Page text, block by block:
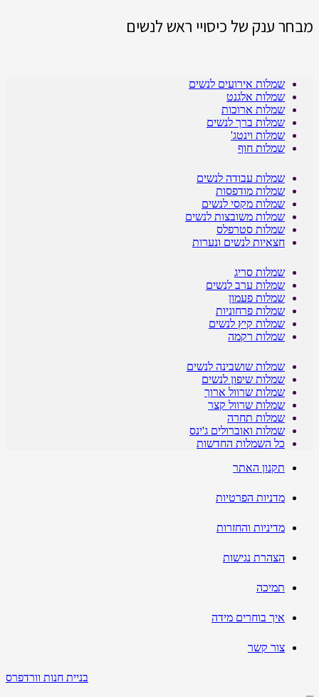
מבחר ענק של כיסויי ראש לנשים
שמלות אירועים לנשים
שמלות אלגנט
שמלות ארוכות
שמלות ברך לנשים
שמלות וינטג'
שמלות חוף
שמלות עבודה לנשים
שמלות מודפסות
שמלות מקסי לנשים
שמלות משובצות לנשים
שמלות סטרפלס
חצאיות לנשים ונערות
שמלות סריג
שמלות ערב לנשים
שמלות פעמון
שמלות פרחוניות
שמלות קיץ לנשים
שמלות רקמה
שמלות שושבינה לנשים
שמלות שיפון לנשים
שמלות שרוול ארוך
שמלות שרוול קצר
שמלות תחרה
שמלות ואוברולים ג'ינס
כל השמלות החדשות
תקנון האתר
מדניות הפרטיות
מדיניות והחזרות
הצהרת נגישות
תמיכה
איך בוחרים מידה
צור קשר
בניית חנות וורדפרס